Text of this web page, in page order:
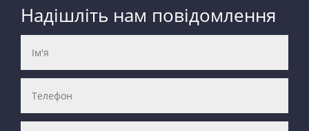
Надішліть нам повідомлення